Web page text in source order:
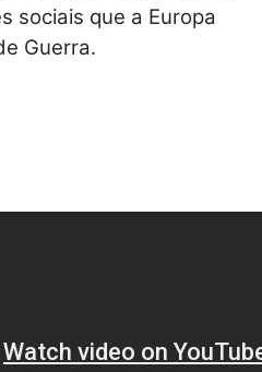
sociais que a Europa
Guerra.